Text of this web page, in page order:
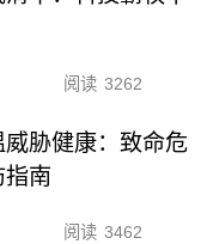
阅读 3262
胁健康：致命危
指南
阅读 3462